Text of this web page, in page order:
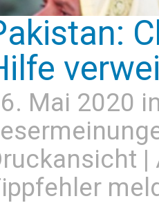
Mai 2020
|